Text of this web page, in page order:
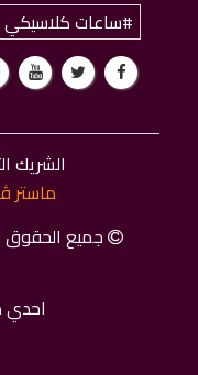
#ساعات كلاسيكي
الشريك
ماستر
جميع الحقوق
احدي